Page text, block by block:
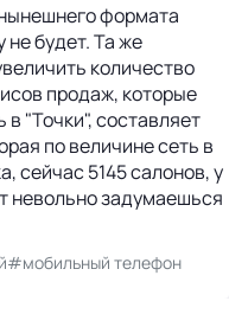
формата
не будет. Та же
количество
продаж, которые
"Точки", составляет
по величине сеть в
сейчас 5145 салонов, у
невольно задумаешься
#мобильный телефон